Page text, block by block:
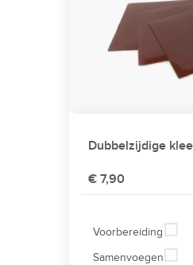
Dubbelzijdige
€ 7,90
Voorbereiding
Samenvoegen